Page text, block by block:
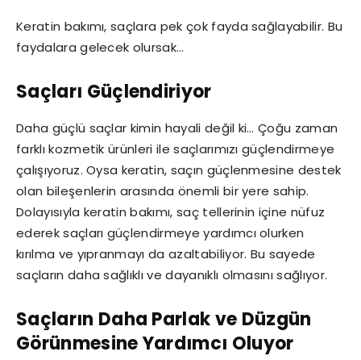
Keratin bakımı, saçlara pek çok fayda sağlayabilir. Bu
faydalara gelecek olursak…
Saçları Güçlendiriyor
Daha güçlü saçlar kimin hayali değil ki… Çoğu zaman
farklı kozmetik ürünleri ile saçlarımızı güçlendirmeye
çalışıyoruz. Oysa keratin, saçın güçlenmesine destek
olan bileşenlerin arasında önemli bir yere sahip.
Dolayısıyla keratin bakımı, saç tellerinin içine nüfuz
ederek saçları güçlendirmeye yardımcı olurken
kırılma ve yıpranmayı da azaltabiliyor. Bu sayede
saçların daha sağlıklı ve dayanıklı olmasını sağlıyor.
Saçların Daha Parlak ve Düzgün
Görünmesine Yardımcı Oluyor